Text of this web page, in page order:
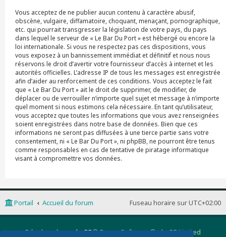
Vous acceptez de ne publier aucun contenu à caractère abusif,
obscène, vulgaire, diffamatoire, choquant, menaçant, pornographique,
etc. qui pourrait transgresser la législation de votre pays, du pays
dans lequel le serveur de « Le Bar Du Port » est hébergé ou encore la
loi internationale. Si vous ne respectez pas ces dispositions, vous
vous exposez à un bannissement immédiat et définitif et nous nous
réservons le droit d’avertir votre fournisseur d’accès à internet et les
autorités officielles. L’adresse IP de tous les messages est enregistrée
afin d’aider au renforcement de ces conditions. Vous acceptez le fait
que « Le Bar Du Port » ait le droit de supprimer, de modifier, de
déplacer ou de verrouiller n’importe quel sujet et message à n’importe
quel moment si nous estimons cela nécessaire. En tant qu’utilisateur,
vous acceptez que toutes les informations que vous avez renseignées
soient enregistrées dans notre base de données. Bien que ces
informations ne seront pas diffusées à une tierce partie sans votre
consentement, ni « Le Bar Du Port », ni phpBB, ne pourront être tenus
comme responsables en cas de tentative de piratage informatique
visant à compromettre vos données.
Fuseau horaire surUTC+02:00
Portail Accueil du forum
Développé parphpBB® Forum Software © phpBB Limited